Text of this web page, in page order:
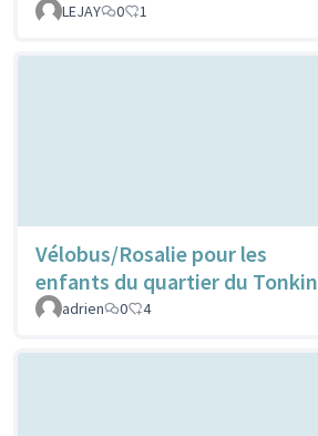
LEJAY
0 1
Vélobus/Rosalie pour les
enfants du quartier du Tonkin
adrien
0 4